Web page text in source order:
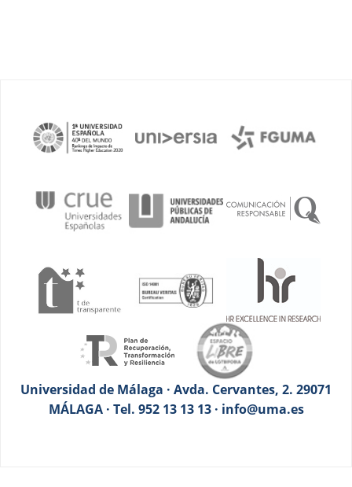
Universidad de Málaga · Avda. Cervantes, 2. 29071
MÁLAGA · Tel. 952 13 13 13 · info@uma.es